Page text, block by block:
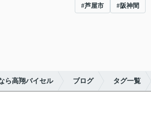
#芦屋市 #阪神間
ら高翔バイセル ブログ タグ一覧